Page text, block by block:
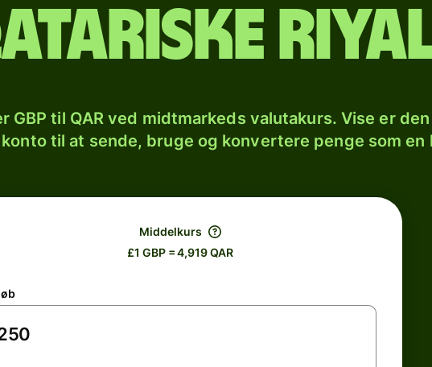
GBP til QAR ved midtmarkeds valutakurs. Vise er den
til at sende, bruge og konvertere penge som en
Middelkurs
£1 GBP = 4,919 QAR